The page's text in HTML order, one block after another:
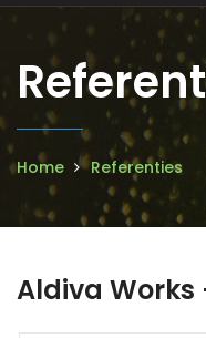
Home Referenties
Aldiva Works